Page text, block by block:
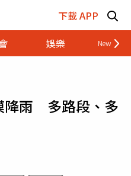
下載 APP
娛樂 財經
降雨 多路段、多